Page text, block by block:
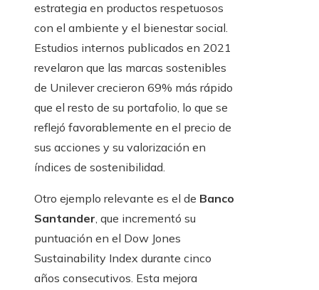
estrategia en productos respetuosos
con el ambiente y el bienestar social.
Estudios internos publicados en 2021
revelaron que las marcas sostenibles
de Unilever crecieron 69% más rápido
que el resto de su portafolio, lo que se
reflejó favorablemente en el precio de
sus acciones y su valorización en
índices de sostenibilidad.
Otro ejemplo relevante es el de Banco
Santander, que incrementó su
puntuación en el Dow Jones
Sustainability Index durante cinco
años consecutivos. Esta mejora